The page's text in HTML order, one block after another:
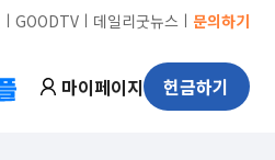
ㅣ GOODTVㅣ 데일리굿뉴스 ㅣ 문의하기
마이페이지 헌금하기